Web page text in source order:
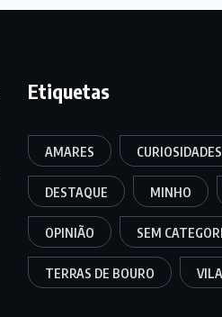
Etiquetas
AMARES CURIOSIDADES
DESTAQUE MINHO
OPINIÃO SEM
TERRAS DE BOURO